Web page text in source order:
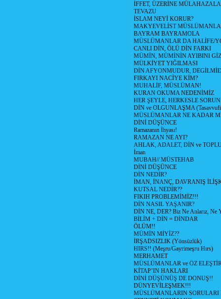
İFFET, ÜZERİNE
TEVAZU
İSLAM NEYİ KORUR?
MAKYEVELİST
BAYRAM BAYRAMOLA
MÜSLÜMANLAR DA HALİFE/
CANLI DİN, ÖLÜ DİN FARKI
MÜMİN, MÜMİNİN AYIBINI
MÜLKİYET YIĞILMASI
DİN AFYONMUDUR,
FIRKAYI NACİYE KİM?
MUHALİF, MÜSLÜMAN!
KURAN OKUMA NEDENİMİZ
HER ŞEYLE, HERKESLE
DİN ve OLGUNLAŞMA (Tasavvufi
MÜSLÜMANLAR NE KADAR
DİNİ DÜŞÜNCE
Ramazanın İhyası!
RAMAZAN NE AYI?
AHLAK, ADALET, DİN ve
İman
MUBAH// MÜSTEHAB
DİNİ DÜŞÜNCE
DİN NEDİR?
İMAN, İNANÇ, DAVRANIŞ
KUTSAL NEDİR??
FIKIH PROBLEMİMİZ!!!
DİN NASIL YAŞANIR?
DİN NE, DER? Biz Ne Anlarız, Ne
BİLİM + DİN = DİNDAR
ÖLÜM!!
MÜMİN MİYİZ??
İRŞADSIZLIK (Yönsüzlük)
HIRS!! (Meşru/Gayrimeşru Hırs)
MERHAMET
MÜSLÜMANLAR ve ÖZ
KİTAP’IN HAKLARI
DİNİ DÜŞÜNÜŞ DE DONUŞ!!
DÜNYEVİLEŞMEK!!!
MÜSLÜMANLARIN SORULARI